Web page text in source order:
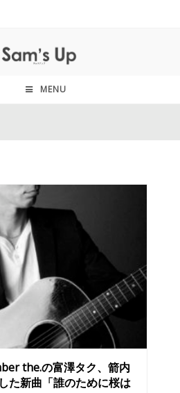
MENU
the.の富澤タク、箭内
た新曲「誰のために桜は